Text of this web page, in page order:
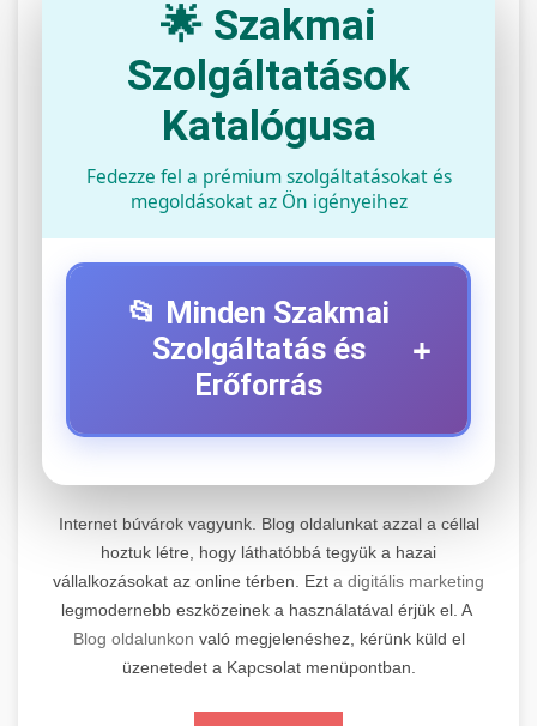
🌟 Szakmai
Szolgáltatások
Katalógusa
Fedezze fel a prémium szolgáltatásokat és
megoldásokat az Ön igényeihez
📂 Minden Szakmai
Szolgáltatás és
Erőforrás
+
+
Professzionális elektromos roller javítási és
karbantartási szolgáltatások. Szakértő
technikusaink minőségi szervízt nyújtanak
minden jelentős márkához és modellhez.
Szervizközpont Látogatása
📊 2. Online Marketing
Ügynökség
+
Átfogó online marketing szolgáltatások,
beleértve a SEO-t, közösségi média kezelést és
Internet búvárok vagyunk. Blog oldalunkat azzal a céllal
hoztuk létre, hogy láthatóbbá tegyük a hazai
vállalkozásokat az online térben. Ezt a digitális marketing
legmodernebb eszközeinek a használatával érjük el. A
Blog oldalunkon való megjelenéshez, kérünk küld el
üzenetedet a Kapcsolat menüpontban.